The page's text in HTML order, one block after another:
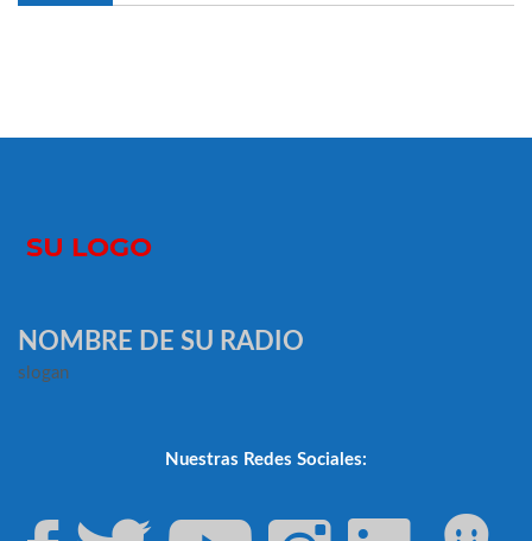
NOMBRE DE SU RADIO
slogan
Nuestras Redes Sociales: